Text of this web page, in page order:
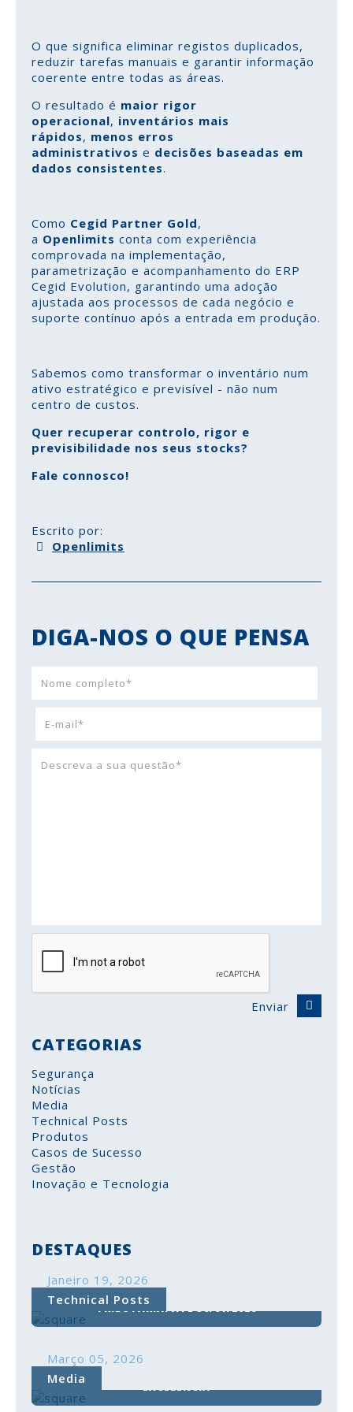
O que significa eliminar registos duplicados,
reduzir tarefas manuais e garantir informação
coerente entre todas as áreas.
O resultado é maior rigor
operacional, inventários mais
rápidos, menos erros
administrativos e decisões baseadas em
dados consistentes.
Como Cegid Partner Gold,
a Openlimits conta com experiência
comprovada na implementação,
parametrização e acompanhamento do ERP
Cegid Evolution, garantindo uma adoção
ajustada aos processos de cada negócio e
suporte contínuo após a entrada em produção.
Sabemos como transformar o inventário num
ativo estratégico e previsível - não num
centro de custos.
Quer recuperar controlo, rigor e
previsibilidade nos seus stocks?
Fale connosco!
Escrito por:
Openlimits
DIGA-NOS O QUE PENSA
Enviar
CATEGORIAS
Segurança
Notícias
Media
Technical Posts
Produtos
Casos de Sucesso
Gestão
Inovação e Tecnologia
DESTAQUES
Janeiro 19, 2026
Technical Posts
COMUNICAÇÃO DO INVENTÁRIO À AUTORIDADE
TRIBUTÁRIA: ATÉ 30/01/2026
TRIBUTÁRIA: ATÉ 30/01/2026
A comunicação do inventário à Autoridade
Tributária é uma
obrigação legal
efetuadaaté 30 de janeiro.
Março 05, 2026
MediaCONFERÊNCIA DE HOMENAGEM ÀS PME
EXCELÊNCIA